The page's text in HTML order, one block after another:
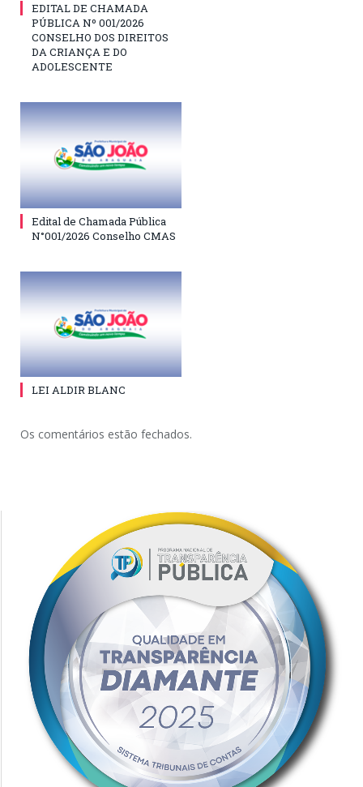
EDITAL DE CHAMADA
PÚBLICA Nº 001/2026
CONSELHO DOS DIREITOS
DA CRIANÇA E DO
ADOLESCENTE
Edital de Chamada Pública
N°001/2026 Conselho CMAS
LEI ALDIR BLANC
Os comentários estão fechados.